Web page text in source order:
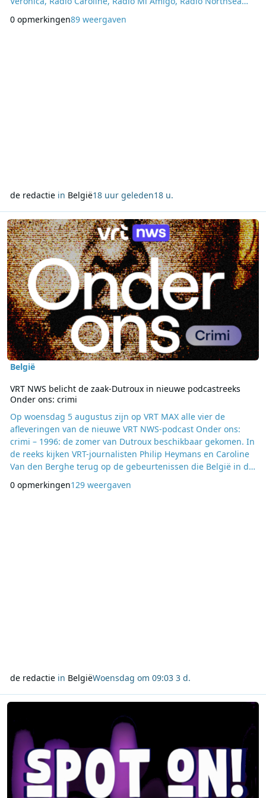
bevat historische uitzendingen, terugblikken en speciale
0 opmerkingen89 weergaven
de redactiein België18 uur geleden18 u.
Lees meer over VRT NWS belicht de zaak-Dutroux in nieuwe
België
VRT NWS belicht de zaak-Dutroux in nieuwe podcastreeks
Onder ons: crimi
Op woensdag 5 augustus zijn op VRT MAX alle vier de
afleveringen van de nieuwe VRT NWS-podcast Onder ons:
crimi – 1996: de zomer van Dutroux beschikbaar gekomen. In
de reeks kijken VRT-journalisten Philip Heymans en Caroline
Van den Berghe terug op de gebeurtenissen die België in de
zomer van 1996 diep hebben geraakt en waarvan de
gevolgen nog altijd voelbaar zijn. De podcast verschijnt
0 opmerkingen129 weergaven
de redactiein BelgiëWoensdag om 09:03 3 d.
Lees meer over VRT, DPG Media, Mediahuis en Play Media